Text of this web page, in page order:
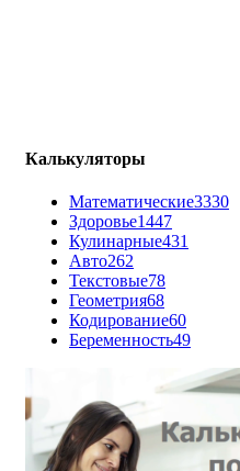
Калькуляторы
Математические3330
Здоровье1447
Кулинарные431
Авто262
Текстовые78
Геометрия68
Кодирование60
Беременность49